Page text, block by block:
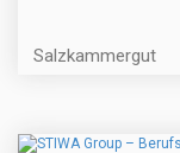
Salzkammergut